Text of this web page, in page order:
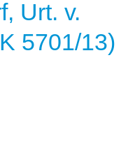
Urt. v.
5701/13)